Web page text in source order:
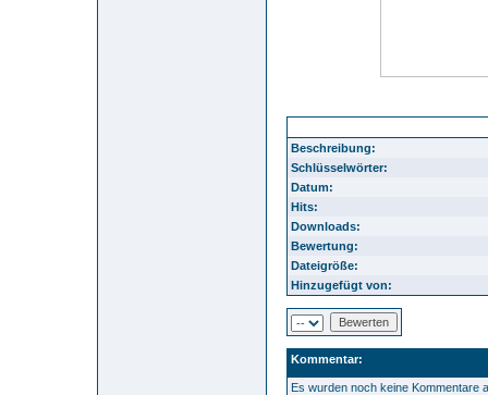
Beschreibung:
Schlüsselwörter:
Datum:
Hits:
Downloads:
Bewertung:
Dateigröße:
Hinzugefügt von:
Kommentar:
Es wurden noch keine Kommentare